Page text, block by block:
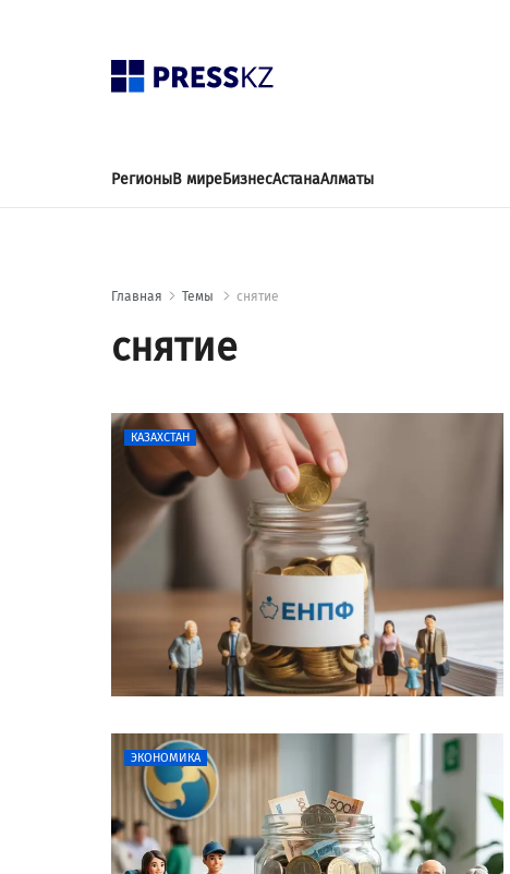
РегионыВ миреБизнесАстанаАлматы
Главная Темы снятие
снятие
КАЗАХСТАН
ЭКОНОМИКА